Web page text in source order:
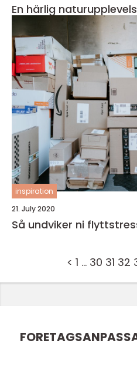
En härlig
inspiration
21. July 2020
Så undviker ni
< 1 … 30 31 32